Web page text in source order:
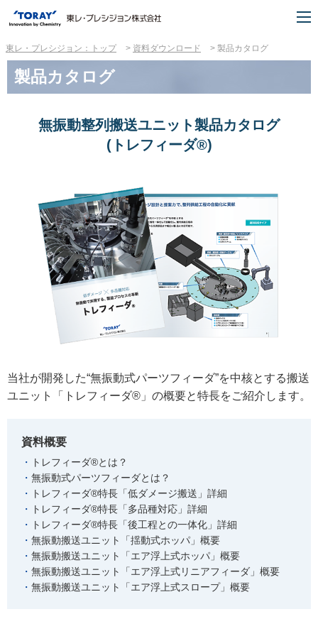
東レ・プレシジョン：トップ 資料ダウンロード 製品カタログ
製品カタログ
無振動整列搬送ユニット製品カタログ
(トレフィーダ®)
当社が開発した“無振動式パーツフィーダ”を中核とする搬送
ユニット「トレフィーダ®」の概要と特長をご紹介します。
資料概要
トレフィーダ®とは？
無振動式パーツフィーダとは？
トレフィーダ®特長「低ダメージ搬送」詳細
トレフィーダ®特長「多品種対応」詳細
トレフィーダ®特長「後工程との一体化」詳細
無振動搬送ユニット「揺動式ホッパ」概要
無振動搬送ユニット「エア浮上式ホッパ」概要
無振動搬送ユニット「エア浮上式リニアフィーダ」概要
無振動搬送ユニット「エア浮上式スロープ」概要